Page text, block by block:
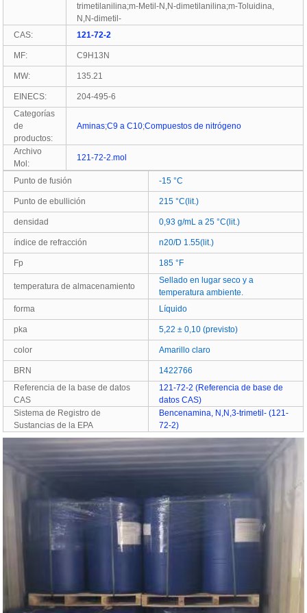
trimetilanilina;m-Metil-N,N-dimetilanilina;m-Toluidina,
N,N-dimetil-
CAS:
121-72-2
MF: C9H13N
MW: 135.21
EINECS:
204-495-6
Categorías
de
productos:
Aminas;C9 a C10;Compuestos de nitrógeno
Archivo
Mol:
121-72-2.mol
Punto de fusión -15 °C
Punto de ebullición 215 °C(lit.)
densidad 0,93 g/mL a 25 °C(lit.)
índice de refracción n20/D 1.55(lit.)
Fp 185 °F
temperatura de almacenamiento
Sellado en lugar seco y a
temperatura ambiente.
forma
Líquido
pka 5,22 ± 0,10 (previsto)
color Amarillo claro
BRN
1422766
Referencia de la base de datos
CAS
121-72-2 (Referencia de base de
datos CAS)
Sistema de Registro de
Sustancias de la EPA
Bencenamina, N,N,3-trimetil- (121-
72-2)